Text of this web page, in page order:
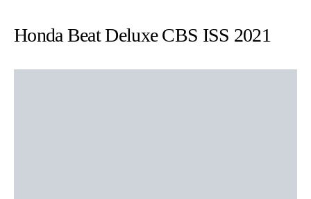
Honda Beat Deluxe CBS ISS 2021